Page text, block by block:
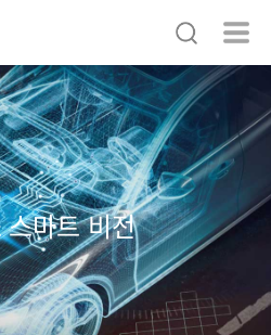
마트 비전